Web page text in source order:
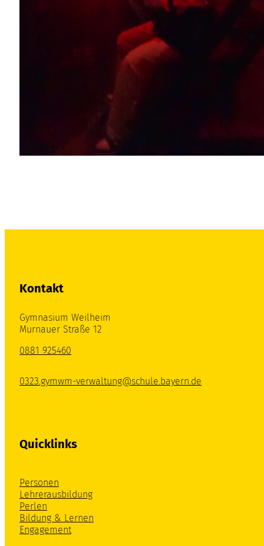
Kontakt
Gymnasium Weilheim
Murnauer Straße 12
0881 925460
0323.gymwm-verwaltung@schule.bayern.de
Quicklinks
Personen
Lehrerausbildung
Perlen
Bildung & Lernen
Engagement